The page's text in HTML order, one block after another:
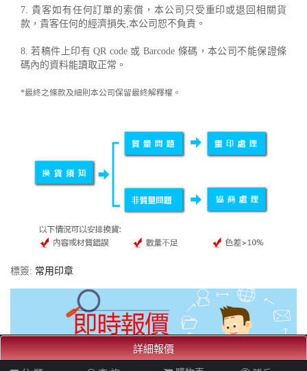
7. 貴客如有任何訂單的索償，本公司只受重印或退回相關貨
款，貴客任何的經濟損失,本公司恕不負責。
8. 若稿件上印有 QR code 或 Barcode 條碼，本公司不能保證條
碼內的資料能讀取正常。
*最終之條款及細則本公司保留最終解釋權。
標簽: 常用印章
詳細報價